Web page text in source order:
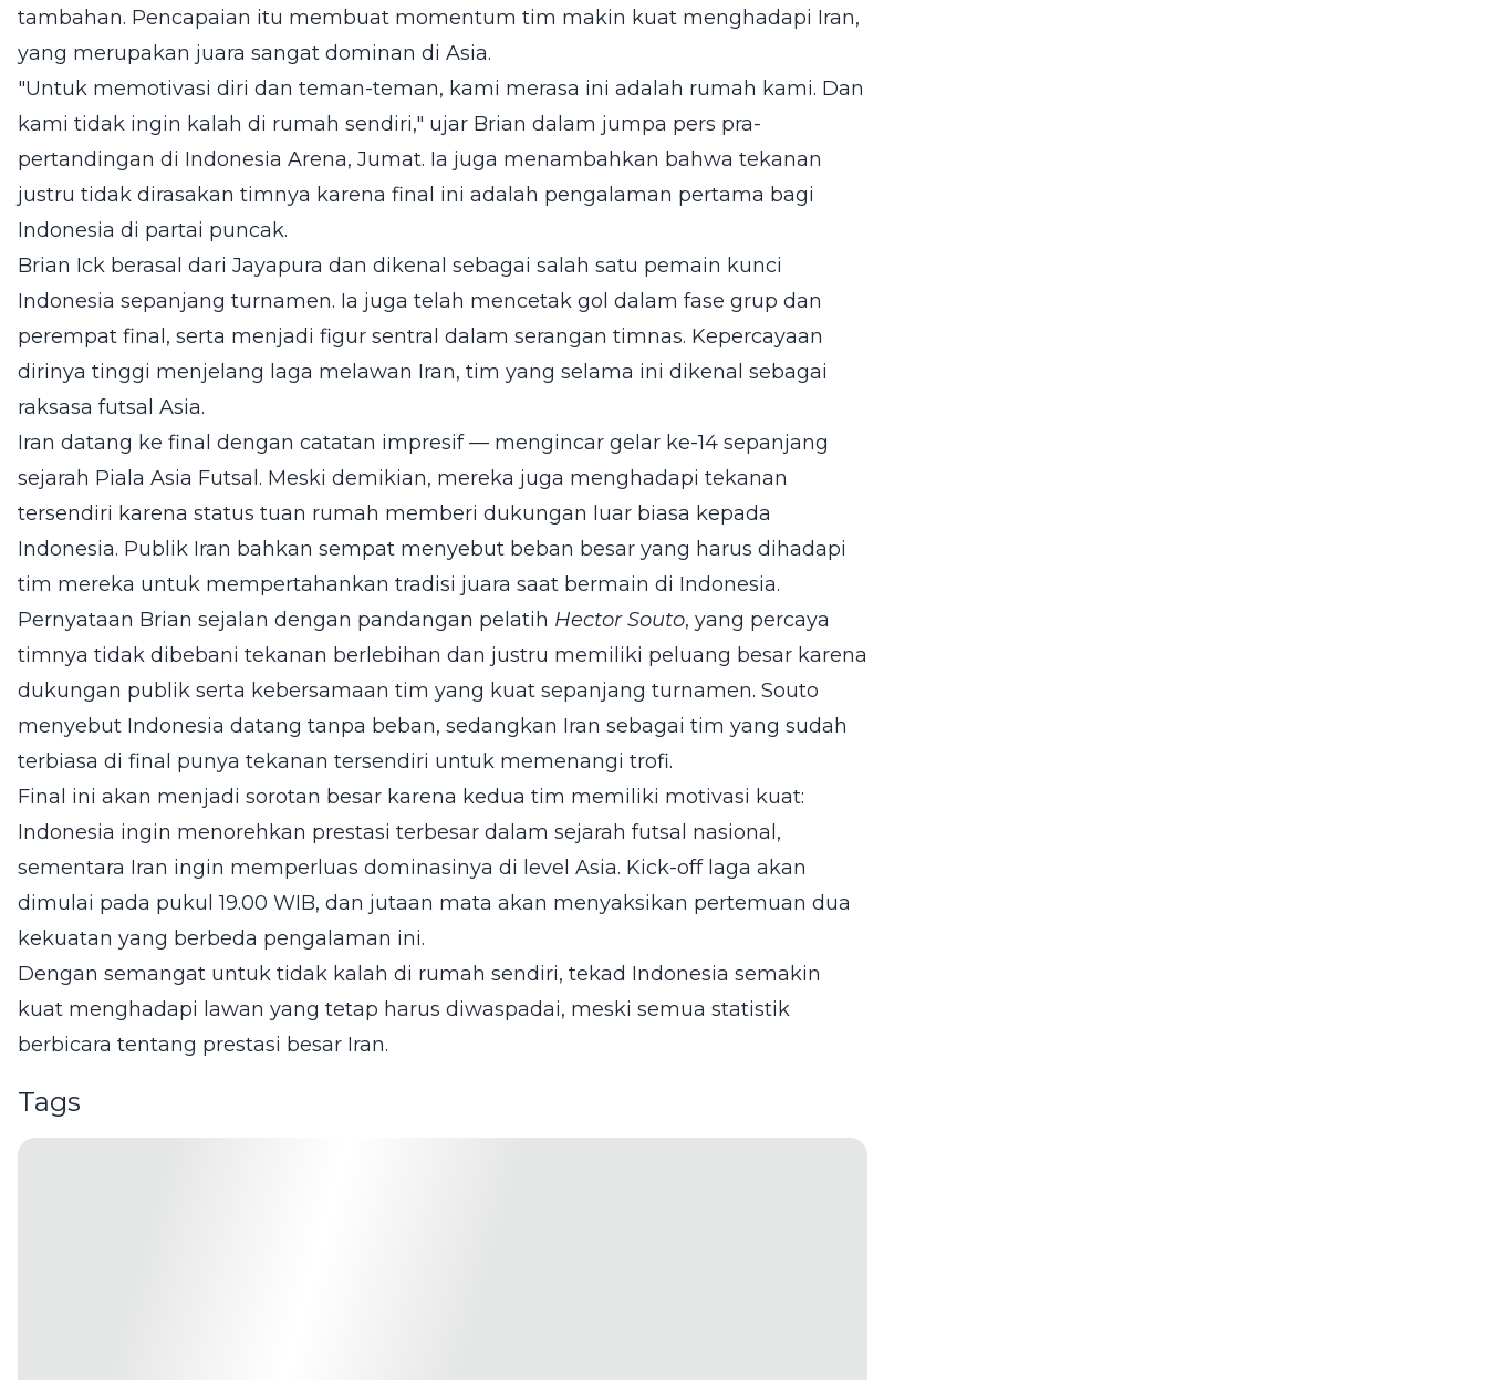
tambahan. Pencapaian itu membuat momentum tim makin kuat menghadapi Iran,
yang merupakan juara sangat dominan di Asia.
"Untuk memotivasi diri dan teman-teman, kami merasa ini adalah rumah kami. Dan
kami tidak ingin kalah di rumah sendiri," ujar Brian dalam jumpa pers pra-
pertandingan di Indonesia Arena, Jumat. Ia juga menambahkan bahwa tekanan
justru tidak dirasakan timnya karena final ini adalah pengalaman pertama bagi
Indonesia di partai puncak.
Brian Ick berasal dari Jayapura dan dikenal sebagai salah satu pemain kunci
Indonesia sepanjang turnamen. Ia juga telah mencetak gol dalam fase grup dan
perempat final, serta menjadi figur sentral dalam serangan timnas. Kepercayaan
dirinya tinggi menjelang laga melawan Iran, tim yang selama ini dikenal sebagai
raksasa futsal Asia.
Iran datang ke final dengan catatan impresif — mengincar gelar ke-14 sepanjang
sejarah Piala Asia Futsal. Meski demikian, mereka juga menghadapi tekanan
tersendiri karena status tuan rumah memberi dukungan luar biasa kepada
Indonesia. Publik Iran bahkan sempat menyebut beban besar yang harus dihadapi
tim mereka untuk mempertahankan tradisi juara saat bermain di Indonesia.
Pernyataan Brian sejalan dengan pandangan pelatih Hector Souto, yang percaya
timnya tidak dibebani tekanan berlebihan dan justru memiliki peluang besar karena
dukungan publik serta kebersamaan tim yang kuat sepanjang turnamen. Souto
menyebut Indonesia datang tanpa beban, sedangkan Iran sebagai tim yang sudah
terbiasa di final punya tekanan tersendiri untuk memenangi trofi.
Final ini akan menjadi sorotan besar karena kedua tim memiliki motivasi kuat:
Indonesia ingin menorehkan prestasi terbesar dalam sejarah futsal nasional,
sementara Iran ingin memperluas dominasinya di level Asia. Kick-off laga akan
dimulai pada pukul 19.00 WIB, dan jutaan mata akan menyaksikan pertemuan dua
kekuatan yang berbeda pengalaman ini.
Dengan semangat untuk tidak kalah di rumah sendiri, tekad Indonesia semakin
kuat menghadapi lawan yang tetap harus diwaspadai, meski semua statistik
berbicara tentang prestasi besar Iran.
Tags